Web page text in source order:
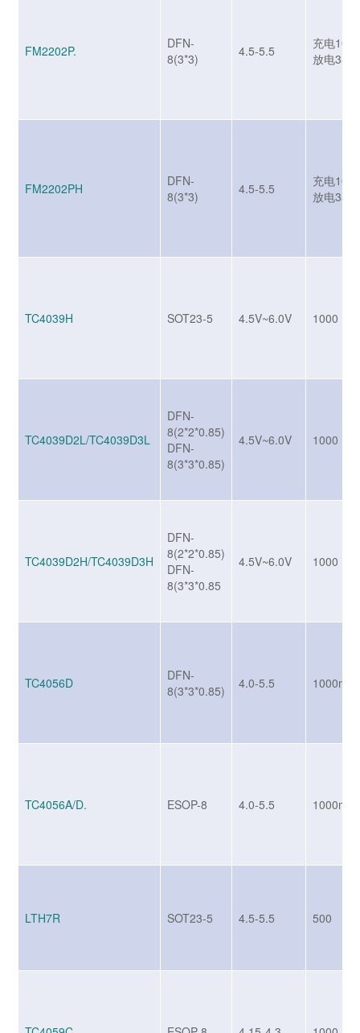
FM2202P.
DFN-
8(3*3)
4.5-5.5
充电
放电
FM2202PH
DFN-
8(3*3)
4.5-5.5
充电
放电
TC4039H SOT23-5 4.5V~6.0V 1000
TC4039D2L/TC4039D3L
DFN-
8(2*2*0.85)
DFN-
8(3*3*0.85)
4.5V~6.0V 1000
TC4039D2H/TC4039D3H
DFN-
8(2*2*0.85)
DFN-
8(3*3*0.85
4.5V~6.0V 1000
TC4056D
DFN-
8(3*3*0.85)
4.0-5.5 1000mA
TC4056A/D. ESOP-8 4.0-5.5 1000mA
LTH7R SOT23-5 4.5-5.5 500